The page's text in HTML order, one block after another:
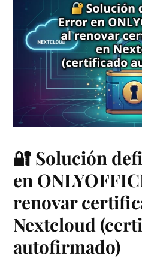
🔐 Solución
en
renovar
Nextcloud
autofirmado)